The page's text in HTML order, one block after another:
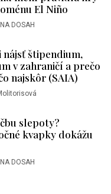
El Niño
DOSAH
nájsť štipendium,
v zahraničí a prečo
najskôr (SAIA)
slepoty?
kvapky dokážu
DOSAH